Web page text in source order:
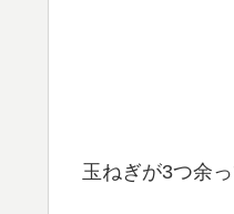
玉ねぎが3つ余